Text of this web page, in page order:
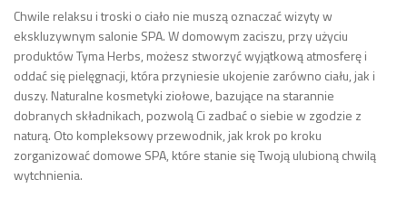
Chwile relaksu i troski o ciało nie muszą oznaczać wizyty w
ekskluzywnym salonie SPA. W domowym zaciszu, przy użyciu
produktów Tyma Herbs, możesz stworzyć wyjątkową atmosferę i
oddać się pielęgnacji, która przyniesie ukojenie zarówno ciału, jak i
duszy. Naturalne kosmetyki ziołowe, bazujące na starannie
dobranych składnikach, pozwolą Ci zadbać o siebie w zgodzie z
naturą. Oto kompleksowy przewodnik, jak krok po kroku
zorganizować domowe SPA, które stanie się Twoją ulubioną chwilą
wytchnienia.